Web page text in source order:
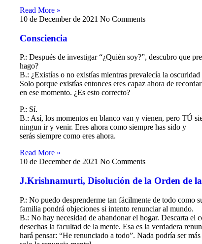
Read More »
10 de December de 2021 No Comments
Consciencia
P.: Después de investigar “¿Quién soy?”, descubro que
hago?
B.: ¿Existías o no existías mientras prevalecía la oscuridad
Solo porque existías entonces eres capaz ahora de
en ese momento. ¿Es esto correcto?
P.: Sí.
B.: Así, los momentos en blanco van y vienen, pero TÚ
ningun ir y venir. Eres ahora como siempre has sido y
serás siempre como eres ahora.
Read More »
10 de December de 2021 No Comments
J.Krishnamurti, Disolución de la Orden de
P.: No puedo desprenderme tan fácilmente de todo como
familia pondrá objeciones si intento renunciar al mundo.
B.: No hay necesidad de abandonar el hogar. Descarta el
desechas la facultad de la mente. Esa es la verdadera
hará pensar: “He renunciado a todo”. Nada podría ser